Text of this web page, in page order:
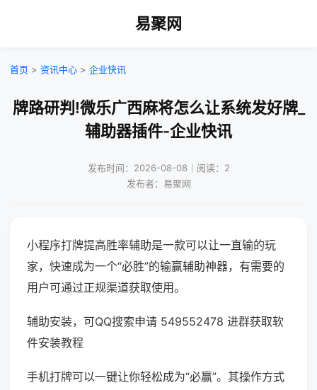
易聚网
首页 > 资讯中心 > 企业快讯
牌路研判!微乐广西麻将怎么让系统发好牌_
辅助器插件-企业快讯
发布时间：2026-08-08｜阅读：2
发布者：易聚网
小程序打牌提高胜率辅助是一款可以让一直输的玩
家，快速成为一个“必胜”的输赢辅助神器，有需要的
用户可通过正规渠道获取使用。
辅助安装，可QQ搜索申请 549552478 进群获取软
件安装教程
手机打牌可以一键让你轻松成为“必赢”。其操作方式